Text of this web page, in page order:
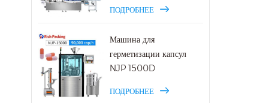
ПОДРОБНЕЕ
Машина для
герметизации капсул
NJP 1500D
ПОДРОБНЕЕ